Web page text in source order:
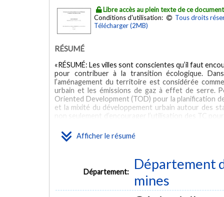
Libre accès au plein texte de ce document
Conditions d'utilisation:
Tous droits
Télécharger (2MB)
Afficher le résumé
RÉSUMÉ
«RÉSUMÉ: Les villes sont conscientes qu’il faut
pour contribuer à la transition écologique.
l’aménagement du territoire est considérée
urbain et les émissions de gaz à effet de serre.
Oriented Development (TOD) pour la planification
et la mixité du développement urbain autour des
non seulement d’encourager l’utilisation des TC
concept TOD reste encore difficile en pratique
gouvernance. Afin de favoriser la planification
TOD, sont utilisées pour mieux comprendre
différentes régions du monde. Ces méthodes
transport selon des indicateurs portant sur les
en quelques catégories, à l’aide de méthodes de
des recommandations ciblées pour le
Département:
Département
mines